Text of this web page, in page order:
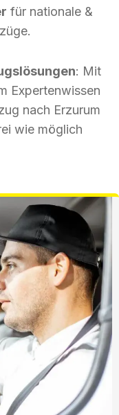
für nationale &
: Mit
Expertenwissen
nach Erzurum
wie möglich